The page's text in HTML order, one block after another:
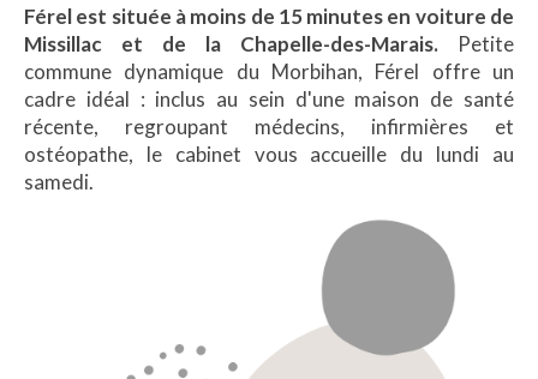
Férel est située à moins de 15 minutes en voiture de
Missillac et de la Chapelle-des-Marais. Petite
commune dynamique du Morbihan, Férel offre un
cadre idéal : inclus au sein d'une maison de santé
récente, regroupant médecins, infirmières et
ostéopathe, le cabinet vous accueille du lundi au
samedi.